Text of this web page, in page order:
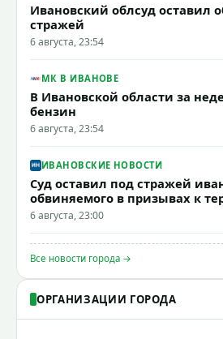
Ивановский облсуд оставил
стражей
6 августа, 23:54
МК В ИВАНОВЕ
В Ивановской области за
бензин
6 августа, 23:54
ИВАНОВСКИЕ НОВОСТИ
Суд оставил под стражей
обвиняемого в призывах к
6 августа, 23:00
Все новости города →
ОРГАНИЗАЦИИ ГОРОДА